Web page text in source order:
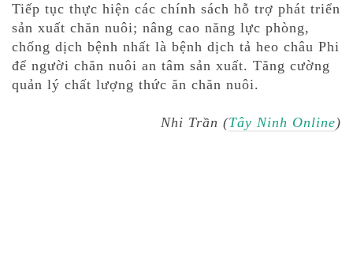
Tiếp tục thực hiện các chính sách hỗ trợ phát triển
sản xuất chăn nuôi; nâng cao năng lực phòng,
chống dịch bệnh nhất là bệnh dịch tả heo châu Phi
để người chăn nuôi an tâm sản xuất. Tăng cường
quản lý chất lượng thức ăn chăn nuôi.
Nhi Trần (Tây Ninh Online)